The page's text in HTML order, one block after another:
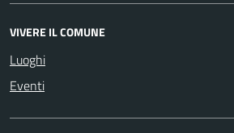
VIVERE IL COMUNE
Luoghi
Eventi